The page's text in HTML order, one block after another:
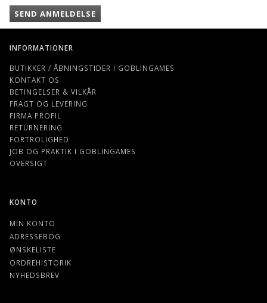
SEND ANMELDELSE
INFORMATIONER
BUTIKKER / ÅBNINGSTIDER I GOBLINGAMES
KONTAKT OS
BETINGELSER & VILKÅR
FRAGT OG LEVERING
FIRMA PROFIL
RETURNERING
FORTROLIGHED
JOB OG PRAKTIK I GOBLINGAMES
OVERSIGT
KONTO
MIN KONTO
ADRESSEBOG
ØNSKELISTE
ORDREHISTORIK
NYHEDSBREV